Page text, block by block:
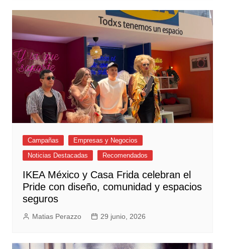
Campañas
Empresas y Negocios
Noticias Destacadas
Recomendados
IKEA México y Casa Frida celebran el
Pride con diseño, comunidad y espacios
seguros
Matias Perazzo 29 junio, 2026